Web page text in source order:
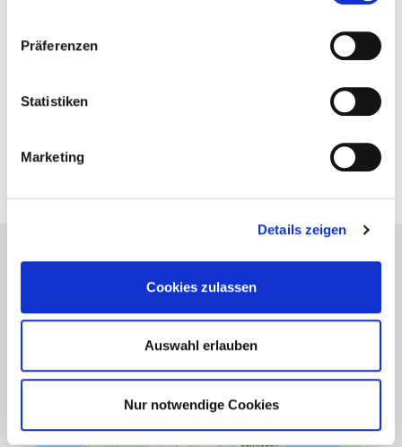
Präferenzen
Statistiken
Marketing
Details zeigen
Cookies zulassen
Auswahl erlauben
Nur notwendige Cookies
17. Januar 2022
Vorheriger Artikel
28. Dezember 2021
UNSERE EMPFEHLUNGEN